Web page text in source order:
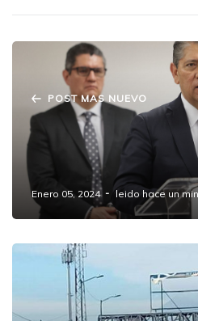
POST MAS NUEVO
Fiscalía de Puebla
responsables de las
Amozoc y San
Enero 05, 2024 leido hace un